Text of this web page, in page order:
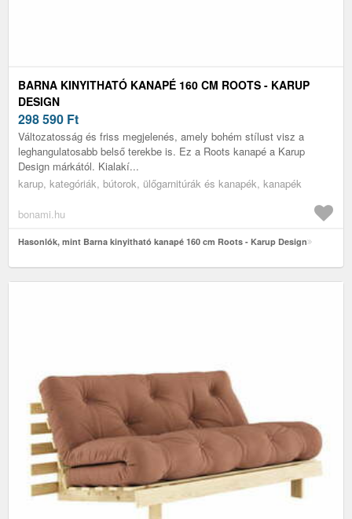
BARNA KINYITHATÓ KANAPÉ 160 CM ROOTS - KARUP
DESIGN
298 590 Ft
Változatosság és friss megjelenés, amely bohém stílust visz a
leghangulatosabb belső terekbe is. Ez a Roots kanapé a Karup
Design márkától. Kialakí...
karup, kategóriák, bútorok, ülőgarnitúrák és kanapék, kanapék
bonami.hu
Hasonlók, mint Barna kinyitható kanapé 160 cm Roots - Karup Design